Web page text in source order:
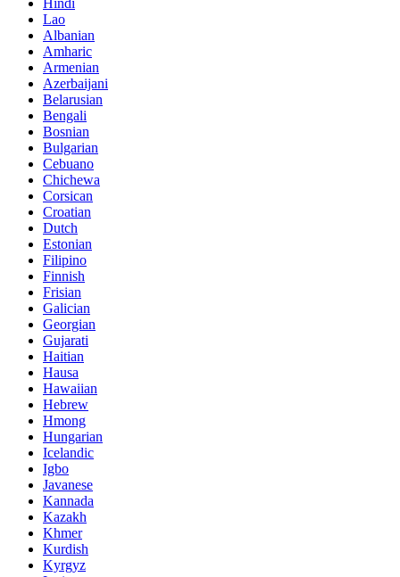
Hindi
Lao
Albanian
Amharic
Armenian
Azerbaijani
Belarusian
Bengali
Bosnian
Bulgarian
Cebuano
Chichewa
Corsican
Croatian
Dutch
Estonian
Filipino
Finnish
Frisian
Galician
Georgian
Gujarati
Haitian
Hausa
Hawaiian
Hebrew
Hmong
Hungarian
Icelandic
Igbo
Javanese
Kannada
Kazakh
Khmer
Kurdish
Kyrgyz